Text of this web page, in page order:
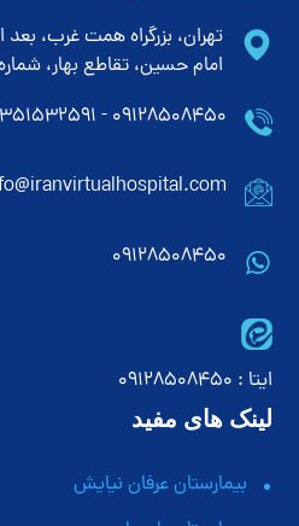
تهران، بزرگراه همت غرب، بعد
امام حسین، تقاطع بهار، شماره 17، بیمارستان عرفان
۰۹۱۲۸۵۰۸۴۵۰ - ۰۹۳۵۱۵۳۲۵۹۱
09128508450
ایتا : 09128508450
لینک های مفید
بیمارستان عرفان نیایش